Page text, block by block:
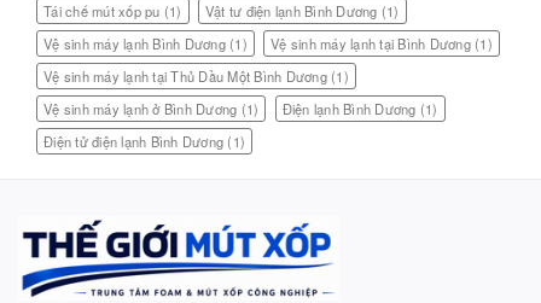
Tái chế mút xốp pu (1) Vật tư điện lạnh Bình Dương (1)
Vệ sinh máy lạnh Bình Dương(1) Vệ sinh máy lạnh tại Bình Dương(1)
Vệ sinh máy lạnh tại Thủ Dầu Một Bình Dương(1)
Vệ sinh máy lạnh ở Bình Dương (1) Điện lạnh Bình Dương (1)
Điện tử điện lạnh Bình Dương (1)